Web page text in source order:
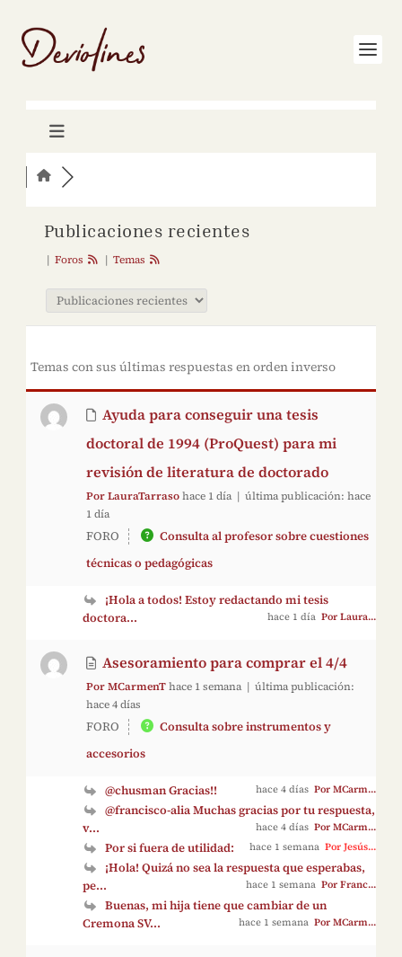
Publicaciones recientes
| Foros | Temas
Temas con sus últimas respuestas en orden inverso
Ayuda para conseguir una tesis
doctoral de 1994 (ProQuest) para mi
revisión de literatura de doctorado
Por LauraTarrasohace 1 día | última publicación: hace
1 día
FORO
Consulta al profesor sobre cuestiones
técnicas o pedagógicas
¡Hola a todos! Estoy redactando mi tesis
doctora...
hace 1 día Por Laura...
Asesoramiento para comprar el 4/4
Por MCarmenThace 1 semana | última publicación:
hace 4 días
FORO
Consulta sobre instrumentos y
accesorios
@chusman Gracias!! hace 4 días Por MCarm...
@francisco-alia Muchas gracias por tu respuesta,
v...
hace 4 días Por MCarm...
Por si fuera de utilidad: hace 1 semana Por Jesús...
¡Hola! Quizá no sea la respuesta que esperabas,
pe...
hace 1 semana Por Franc...
Buenas, mi hija tiene que cambiar de un
Cremona SV...
hace 1 semana Por MCarm...